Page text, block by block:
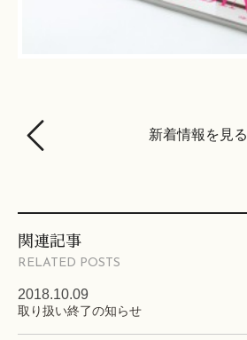
新着情報を見る
関連記事
RELATED POSTS
2018.10.09
取り扱い終了の知らせ